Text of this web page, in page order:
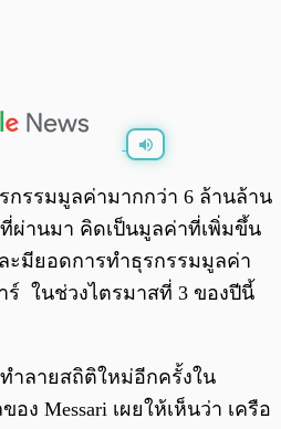
0:00 /0:00
กรรมมูลค่ามากกว่า 6 ล้านล้าน
ผ่านมา คิดเป็นมูลค่าที่เพิ่มขึ้น
ละมียอดการทำธุรกรรมมูลค่า
ร์ ในช่วงไตรมาสที่ 3 ของปีนี้
ทำลายสถิติใหม่อีกครั้งใน
ง Messari เผยให้เห็นว่า เครือ